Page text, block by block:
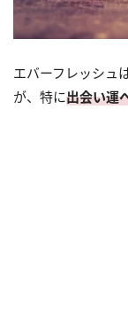
エバーフレッシュ
が、特に出会い運